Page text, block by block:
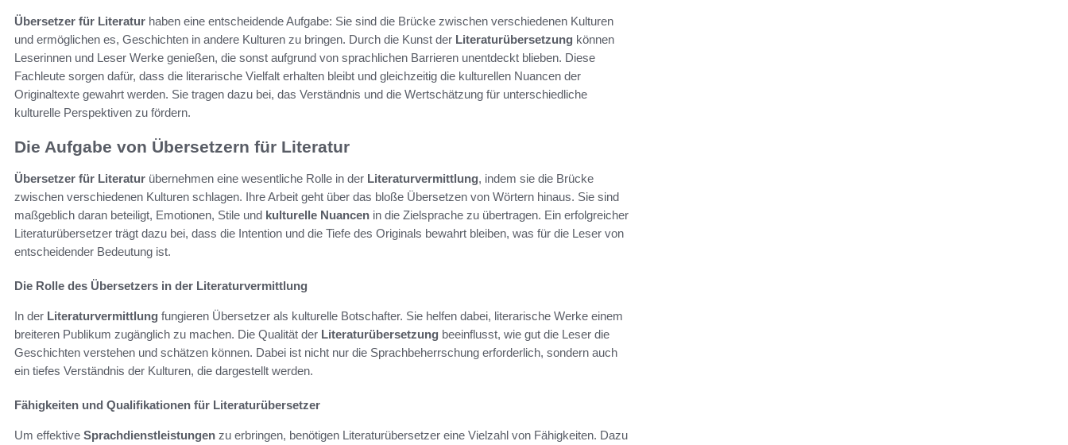
Übersetzer für Literatur haben eine entscheidende Aufgabe: Sie sind die Brücke zwischen verschiedenen Kulturen
und ermöglichen es, Geschichten in andere Kulturen zu bringen. Durch die Kunst der Literaturübersetzung können
Leserinnen und Leser Werke genießen, die sonst aufgrund von sprachlichen Barrieren unentdeckt blieben. Diese
Fachleute sorgen dafür, dass die literarische Vielfalt erhalten bleibt und gleichzeitig die kulturellen Nuancen der
Originaltexte gewahrt werden. Sie tragen dazu bei, das Verständnis und die Wertschätzung für unterschiedliche
kulturelle Perspektiven zu fördern.
Die Aufgabe von Übersetzern für Literatur
Übersetzer für Literatur übernehmen eine wesentliche Rolle in der Literaturvermittlung, indem sie die Brücke
zwischen verschiedenen Kulturen schlagen. Ihre Arbeit geht über das bloße Übersetzen von Wörtern hinaus. Sie sind
maßgeblich daran beteiligt, Emotionen, Stile und kulturelle Nuancen in die Zielsprache zu übertragen. Ein erfolgreicher
Literaturübersetzer trägt dazu bei, dass die Intention und die Tiefe des Originals bewahrt bleiben, was für die Leser von
entscheidender Bedeutung ist.
Die Rolle des Übersetzers in der Literaturvermittlung
In der Literaturvermittlung fungieren Übersetzer als kulturelle Botschafter. Sie helfen dabei, literarische Werke einem
breiteren Publikum zugänglich zu machen. Die Qualität der Literaturübersetzung beeinflusst, wie gut die Leser die
Geschichten verstehen und schätzen können. Dabei ist nicht nur die Sprachbeherrschung erforderlich, sondern auch
ein tiefes Verständnis der Kulturen, die dargestellt werden.
Fähigkeiten und Qualifikationen für Literaturübersetzer
Um effektive Sprachdienstleistungen zu erbringen, benötigen Literaturübersetzer eine Vielzahl von Fähigkeiten. Dazu